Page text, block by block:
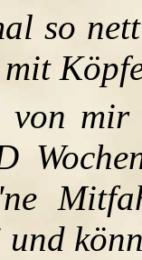
so
von mir